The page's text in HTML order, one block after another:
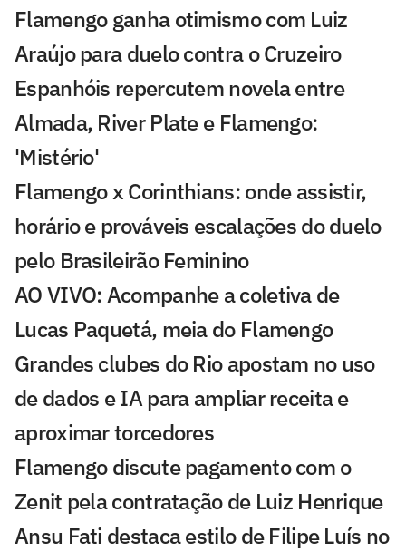
Flamengo ganha otimismo com Luiz
Araújo para duelo contra o Cruzeiro
Espanhóis repercutem novela entre
Almada, River Plate e Flamengo:
'Mistério'
Flamengo x Corinthians: onde assistir,
horário e prováveis escalações do duelo
pelo Brasileirão Feminino
AO VIVO: Acompanhe a coletiva de
Lucas Paquetá, meia do Flamengo
Grandes clubes do Rio apostam no uso
de dados e IA para ampliar receita e
aproximar torcedores
Flamengo discute pagamento com o
Zenit pela contratação de Luiz Henrique
Ansu Fati destaca estilo de Filipe Luís no